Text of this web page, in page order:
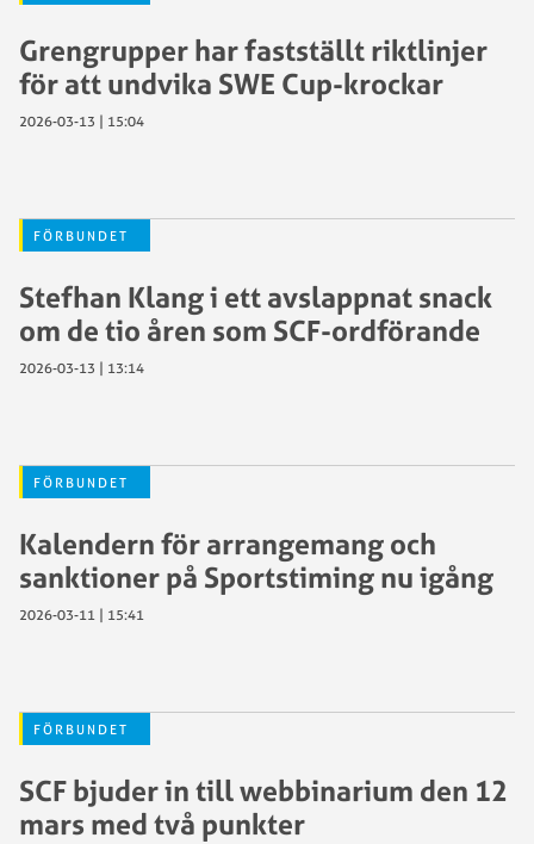
Grengrupper har fastställt riktlinjer
för att undvika SWE Cup-krockar
2026-03-13 | 15:04
FÖRBUNDET
Stefhan Klang i ett avslappnat snack
om de tio åren som SCF-ordförande
2026-03-13 | 13:14
FÖRBUNDET
Kalendern för arrangemang och
sanktioner på Sportstiming nu igång
2026-03-11 | 15:41
FÖRBUNDET
SCF bjuder in till webbinarium den 12
mars med två punkter